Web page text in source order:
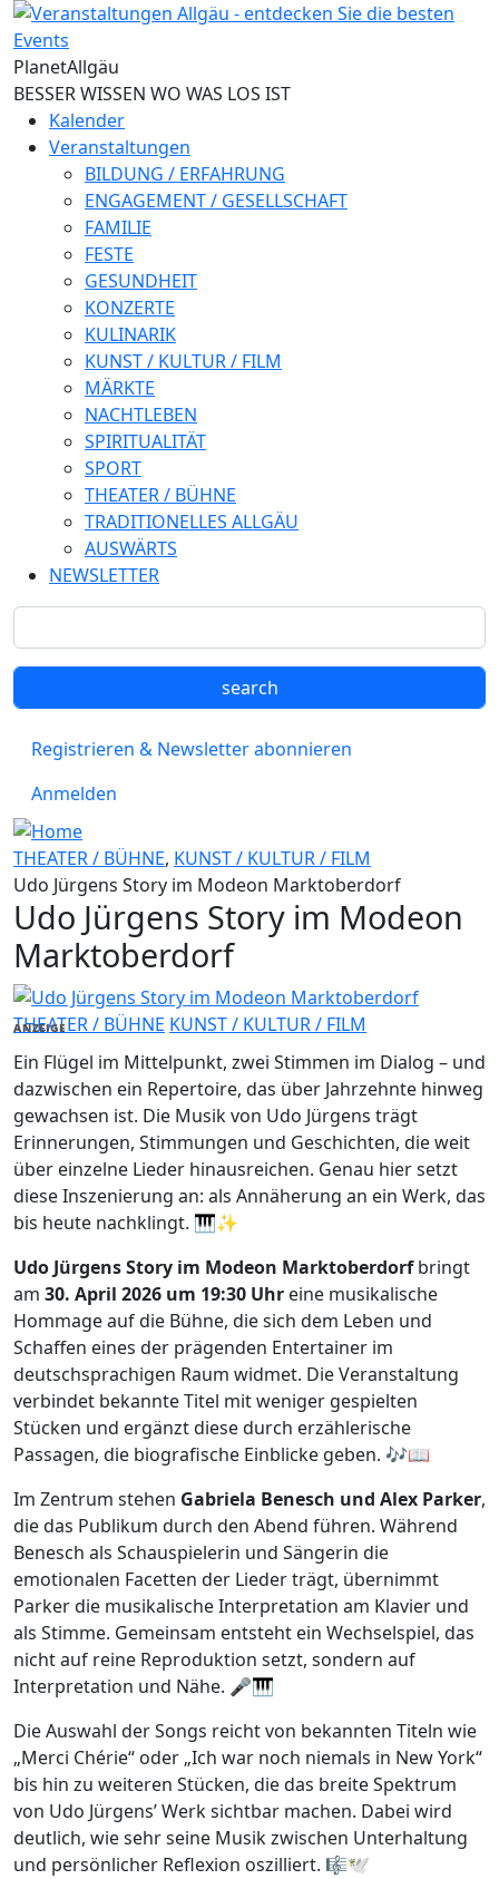
Direkt zum Inhalt
PlanetAllgäu
BESSER WISSEN WO WAS LOS IST
Kalender
Veranstaltungen
BILDUNG / ERFAHRUNG
ENGAGEMENT / GESELLSCHAFT
FAMILIE
FESTE
GESUNDHEIT
KONZERTE
KULINARIK
KUNST / KULTUR / FILM
MÄRKTE
NACHTLEBEN
SPIRITUALITÄT
SPORT
THEATER / BÜHNE
TRADITIONELLES ALLGÄU
AUSWÄRTS
NEWSLETTER
Registrieren & Newsletter abonnieren
Anmelden
THEATER / BÜHNE, KUNST / KULTUR / FILM
Udo Jürgens Story im Modeon Marktoberdorf
Udo Jürgens Story im Modeon
Marktoberdorf
THEATER / BÜHNE KUNST / KULTUR / FILM
ANZEIGE
Ein Flügel im Mittelpunkt, zwei Stimmen im Dialog – und
dazwischen ein Repertoire, das über Jahrzehnte hinweg
gewachsen ist. Die Musik von Udo Jürgens trägt
Erinnerungen, Stimmungen und Geschichten, die weit
über einzelne Lieder hinausreichen. Genau hier setzt
diese Inszenierung an: als Annäherung an ein Werk, das
bis heute nachklingt. 🎹✨
Udo Jürgens Story im Modeon Marktoberdorfbringt
am 30. April 2026 um 19:30 Uhr eine musikalische
Hommage auf die Bühne, die sich dem Leben und
Schaffen eines der prägenden Entertainer im
deutschsprachigen Raum widmet. Die Veranstaltung
verbindet bekannte Titel mit weniger gespielten
Stücken und ergänzt diese durch erzählerische
Passagen, die biografische Einblicke geben. 🎶📖
Im Zentrum stehen Gabriela Benesch und Alex Parker,
die das Publikum durch den Abend führen. Während
Benesch als Schauspielerin und Sängerin die
emotionalen Facetten der Lieder trägt, übernimmt
Parker die musikalische Interpretation am Klavier und
als Stimme. Gemeinsam entsteht ein Wechselspiel, das
nicht auf reine Reproduktion setzt, sondern auf
Interpretation und Nähe. 🎤🎹
Die Auswahl der Songs reicht von bekannten Titeln wie
„Merci Chérie“ oder „Ich war noch niemals in New York“
bis hin zu weiteren Stücken, die das breite Spektrum
von Udo Jürgens’ Werk sichtbar machen. Dabei wird
deutlich, wie sehr seine Musik zwischen Unterhaltung
und persönlicher Reflexion oszilliert. 🎼🕊️